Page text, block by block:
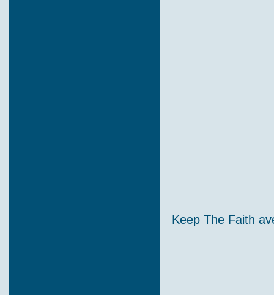
Keep The Faith